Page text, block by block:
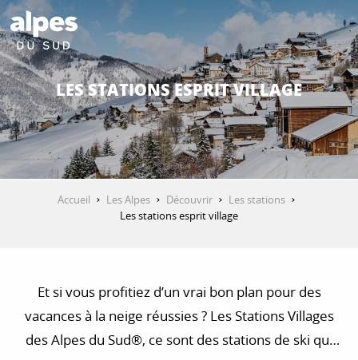
Aller
au
contenu
principal
DÉCOUVRIR
QUE FAIRE ?
SÉJOURNER
LES STATIONS ESPRIT VILLAGE
Accueil Les Alpes Découvrir
Les stations
Les stations esprit village
Et si vous profitiez d’un vrai bon plan pour des
vacances à la neige réussies ? Les Stations Villages
des Alpes du Sud®, ce sont des stations de ski qui